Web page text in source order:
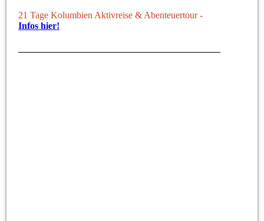
21 Tage Kolumbien Aktivreise & Abenteuertour -
Infos hier!